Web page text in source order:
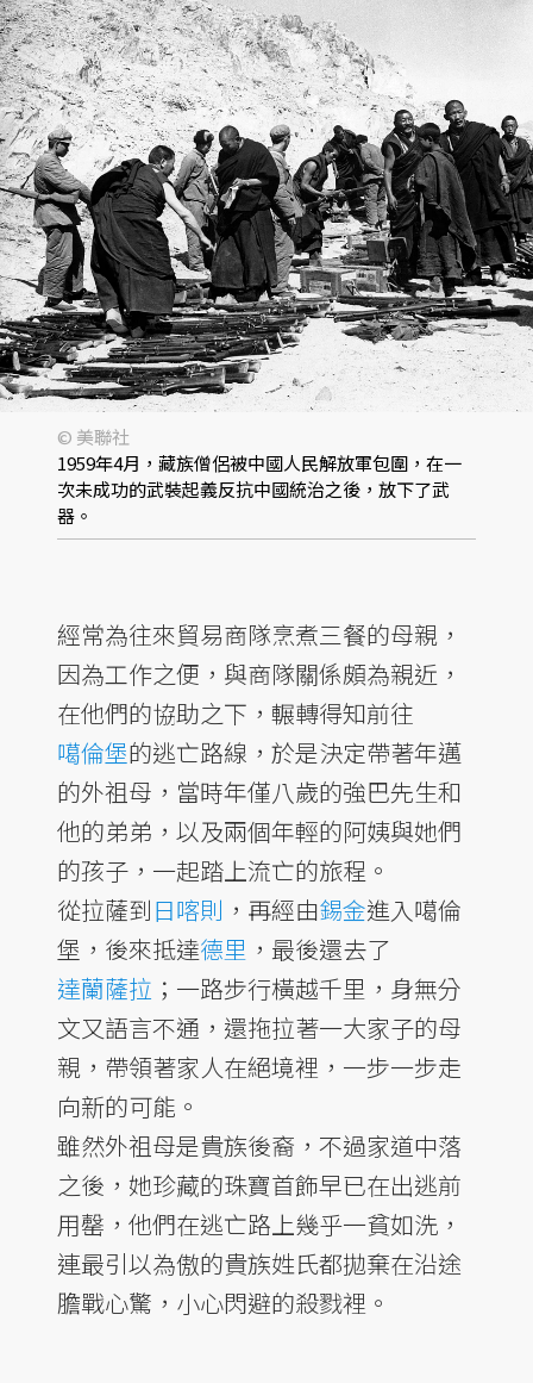
© 美聯社
1959年4月，藏族僧侶被中國人民解放軍包圍，在一
次未成功的武裝起義反抗中國統治之後，放下了武
器。
經常為往來貿易商隊烹煮三餐的母親，
因為工作之便，與商隊關係頗為親近，
在他們的協助之下，輾轉得知前往
噶倫堡的逃亡路線，於是決定帶著年邁
的外祖母，當時年僅八歲的強巴先生和
他的弟弟，以及兩個年輕的阿姨與她們
的孩子，一起踏上流亡的旅程。
從拉薩到日喀則 ，再經由錫金進入噶倫
堡，後來抵達德里 ，最後還去了
達蘭薩拉 ；一路步行橫越千里，身無分
文又語言不通，還拖拉著一大家子的母
親，帶領著家人在絕境裡，一步一步走
向新的可能。
雖然外祖母是貴族後裔，不過家道中落
之後，她珍藏的珠寶首飾早已在出逃前
用罄，他們在逃亡路上幾乎一貧如洗，
連最引以為傲的貴族姓氏都拋棄在沿途
膽戰心驚，小心閃避的殺戮裡。